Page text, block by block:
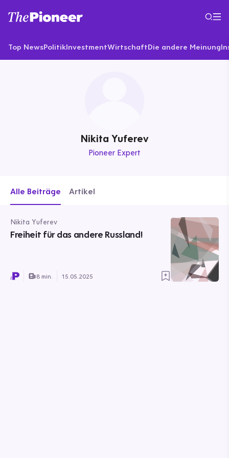
Top NewsPolitikInvestmentWirtschaftDie andere Meinung
Nikita Yuferev
Pioneer Expert
Alle Beiträge Artikel
Nikita Yuferev
Freiheit für das andere Russland!
8 min. 15.05.2025